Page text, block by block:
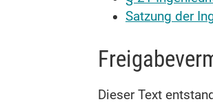
Satzung der
Dieser Text